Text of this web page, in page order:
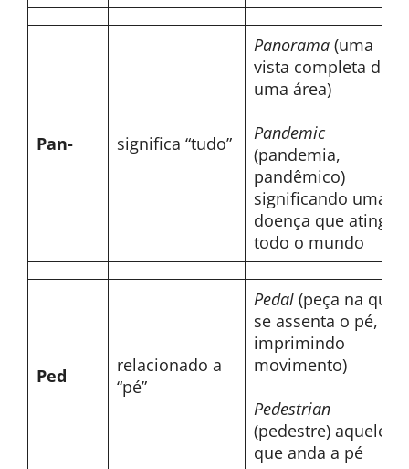
Pan- significa “tudo”
Panorama (uma
vista completa de
uma área)
Pandemic
(pandemia,
pandêmico)
significando uma
doença que atinge
todo o mundo
Ped
relacionado a
“pé”
Pedal (peça na qual
se assenta o pé,
imprimindo
movimento)
Pedestrian
(pedestre) aquele
que anda a pé